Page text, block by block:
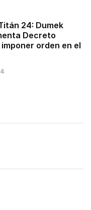
24: Dumek
Decreto
orden en el